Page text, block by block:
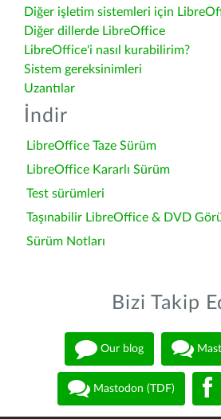
Diğer işletim sistemleri için
Diğer dillerde LibreOffice
LibreOffice'i nasıl kurabilirim?
Sistem gereksinimleri
Uzantılar
İndir
LibreOffice Taze Sürüm
LibreOffice Kararlı Sürüm
Test sürümleri
Taşınabilir LibreOffice & DVD
Sürüm Notları
Bizi Takip
Our blog
Mastodon (TDF)